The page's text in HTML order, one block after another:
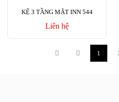
KỆ 3 TẦNG MẶT INN 544
Liên hệ
1